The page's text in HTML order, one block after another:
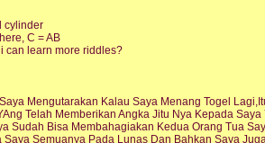
cylinder
C = AB
can learn more riddles?
Mengutarakan Kalau Saya Menang Togel
Telah Memberikan Angka Jitu Nya Kepada
Sudah Bisa Membahagiakan Kedua Orang Tua
Saya Semuanya Pada Lunas Dan Bahkan Saya